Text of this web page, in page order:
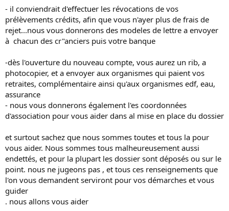
- il conviendrait d'effectuer les révocations de vos
prélèvements crédits, afin que vous n'ayer plus de frais de
rejet...nous vous donnerons des modeles de lettre a envoyer
à chacun des cr"anciers puis votre banque
-dès l'ouverture du nouveau compte, vous aurez un rib, a
photocopier, et a envoyer aux organismes qui paient vos
retraites, complémentaire ainsi qu'aux organismes edf, eau,
assurance
- nous vous donnerons également l'es coordonnées
d'association pour vous aider dans al mise en place du dossier
et surtout sachez que nous sommes toutes et tous la pour
vous aider. Nous sommes tous malheureusement aussi
endettés, et pour la plupart les dossier sont déposés ou sur le
point. nous ne jugeons pas , et tous ces renseignements que
l'on vous demandent serviront pour vos démarches et vous
guider
. nous allons vous aider